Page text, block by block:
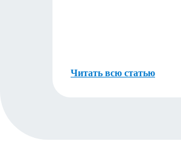
Читать всю статью